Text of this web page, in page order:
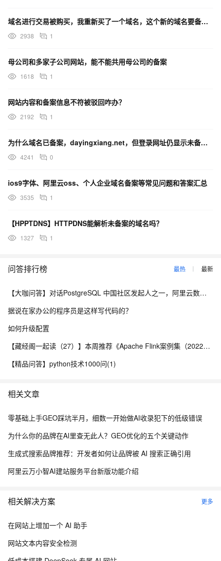
域名进行交易被购买，我重新买了一个域名，这个新的域名要备案吗？原来已备案的网站是取消接入/注销网站？
2938 1
母公司和多家子公司网站，能不能共用母公司的备案
1618 1
网站内容和备案信息不符被驳回咋办？
2192 1
为什么域名已备案，dayingxiang.net，但登录网址仍显示未备案？
4241 0
ios9字体、阿里云oss、个人企业域名备案等常见问题和答案汇总
3535 1
【HPPTDNS】HTTPDNS能解析未备案的域名吗？
1327 1
问答排行榜 最热 最新
【大咖问答】对话PostgreSQL 中国社区发起人之一，阿里云数据库高级专家 德哥
据说在家办公的程序员是这样写代码的？
如何升级配置
【藏经阁一起读（27）】本周推荐《Apache Flink案例集（2022版）》，你有哪些心得？
【精品问答】python技术1000问(1)
相关文章
零基础上手GEO踩坑半月，细数一开始做AI收录犯下的低级错误
为什么你的品牌在AI里查无此人？GEO优化的五个关键动作
生成式搜索品牌推荐：开发者如何让品牌被 AI 搜索正确引用
阿里云万小智AI建站服务平台新版功能介绍
相关解决方案 更多
在网站上增加一个 AI 助手
网站文本内容安全检测